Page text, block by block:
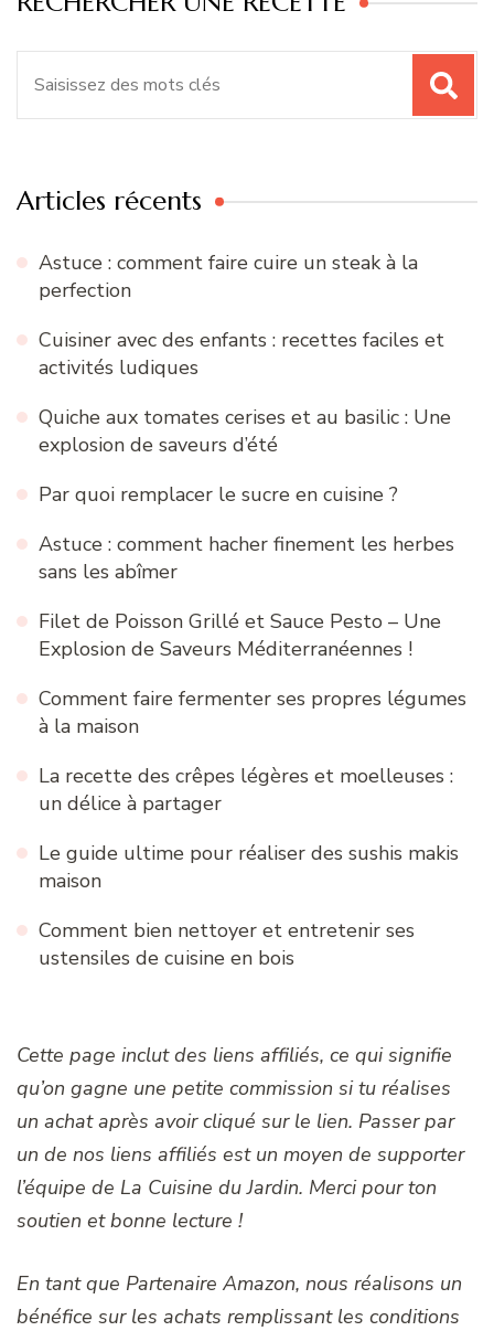
Articles récents
Astuce : comment faire cuire un steak à la
perfection
Cuisiner avec des enfants : recettes faciles et
activités ludiques
Quiche aux tomates cerises et au basilic : Une
explosion de saveurs d’été
Par quoi remplacer le sucre en cuisine ?
Astuce : comment hacher finement les herbes
sans les abîmer
Filet de Poisson Grillé et Sauce Pesto – Une
Explosion de Saveurs Méditerranéennes !
Comment faire fermenter ses propres légumes
à la maison
La recette des crêpes légères et moelleuses :
un délice à partager
Le guide ultime pour réaliser des sushis makis
maison
Comment bien nettoyer et entretenir ses
ustensiles de cuisine en bois
Cette page inclut des liens affiliés, ce qui signifie
qu’on gagne une petite commission si tu réalises
un achat après avoir cliqué sur le lien. Passer par
un de nos liens affiliés est un moyen de supporter
l’équipe de La Cuisine du Jardin. Merci pour ton
soutien et bonne lecture !
En tant que Partenaire Amazon, nous réalisons un
bénéfice sur les achats remplissant les conditions